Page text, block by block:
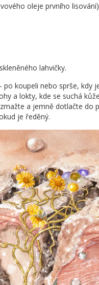
oleje prvního
lahvičky.
koupeli nebo sprše, kdy
a lokty, kde se suchá
a jemně dotlačte do
je ředěný.